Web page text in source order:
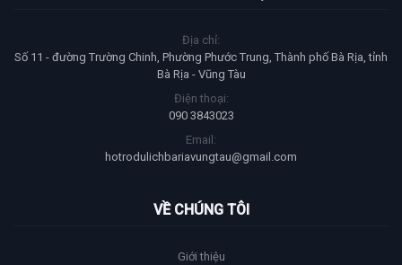
Địa chỉ:
Số 11 - đường Trường Chinh, Phường Phước Trung, Thành phố Bà Rịa, tỉnh
Bà Rịa - Vũng Tàu
Điện thoại:
090 3843023
Email:
hotrodulichbariavungtau@gmail.com
VỀ CHÚNG TÔI
Giới thiệu